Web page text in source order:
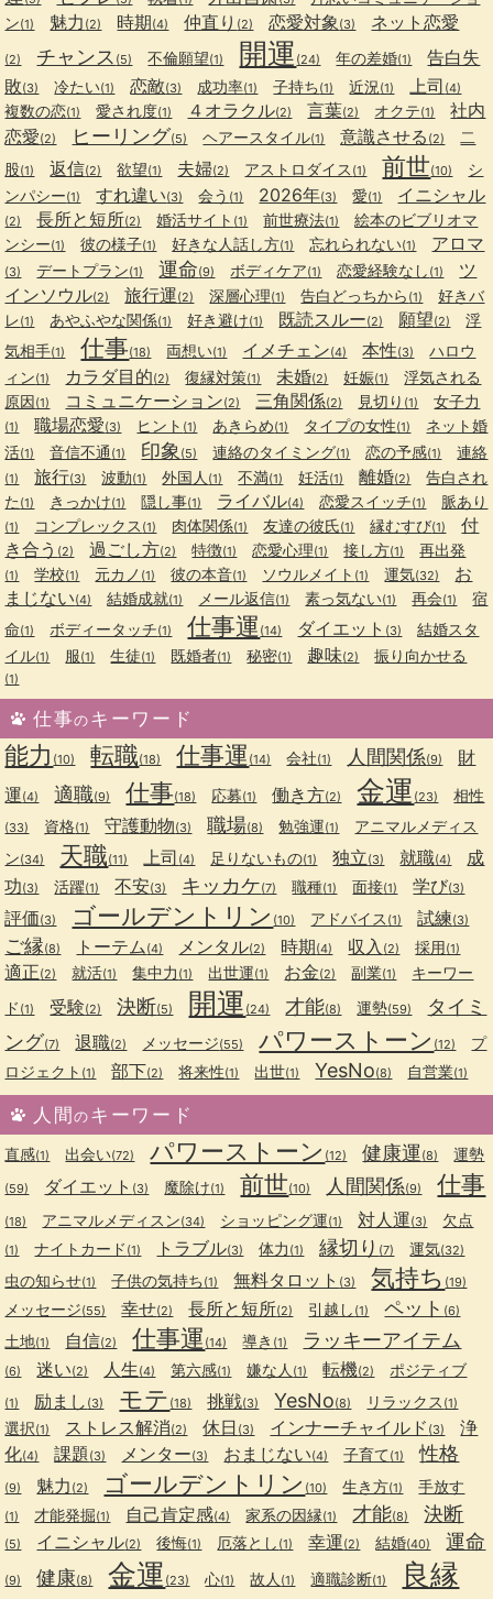
ン(1) 魅力 (2) 時期(4) 仲直り (2) 恋愛対象(3) ネット恋愛
(2) チャンス (5) 不倫願望(1) 開運 (24) 年の差婚(1)
告白失
敗(3) 冷たい(1) 恋敵(3) 成功率(1) 子持ち(1) 近況 (1) 上司 (4)
複数の恋(1) 愛され度(1) ４オラクル(2) 言葉(2) オクテ(1)
社内
恋愛(2) ヒーリング(5) ヘアースタイル(1) 意識させる (2)
二
股(1) 返信(2) 欲望(1) 夫婦(2) アストロダイス (1) 前世(10)
シ
ンパシー(1) すれ違い(3) 会う (1) 2026年(3) 愛(1) イニシャル
(2) 長所と短所(2) 婚活サイト (1) 前世療法(1)
絵本のビブリオマ
ンシー(1) 彼の様子(1) 好きな人話し方(1) 忘れられない(1) アロマ
(3) デートプラン(1) 運命(9) ボディケア(1) 恋愛経験なし (1)
ツ
インソウル(2) 旅行運(2) 深層心理(1) 告白どっちから (1)
好きバ
レ(1) あやふやな関係(1) 好き避け(1) 既読スルー(2) 願望(2)
浮
気相手(1) 仕事(18) 両想い(1) イメチェン(4) 本性(3)
ハロウ
ィン(1) カラダ目的(2) 復縁対策(1) 未婚(2) 妊娠(1)
浮気される
原因(1) コミュニケーション(2) 三角関係(2) 見切り (1) 女子力
(1) 職場恋愛(3) ヒント (1) あきらめ(1) タイプの女性(1)
ネット婚
活(1) 音信不通 (1) 印象(5) 連絡のタイミング(1) 恋の予感(1) 連絡
(1) 旅行(3) 波動(1) 外国人 (1) 不満(1) 妊活(1) 離婚(2)
告白され
た (1) きっかけ(1) 隠し事(1) ライバル(4) 恋愛スイッチ(1) 脈あり
(1) コンプレックス (1) 肉体関係(1) 友達の彼氏(1) 縁むすび(1)
付
き合う (2) 過ごし方(2) 特徴(1) 恋愛心理(1) 接し方(1) 再出発
(1) 学校(1) 元カノ (1) 彼の本音(1) ソウルメイト (1) 運気(32)
お
まじない(4) 結婚成就(1) メール返信(1) 素っ気ない(1) 再会(1)
宿
命(1) ボディータッチ(1) 仕事運 (14) ダイエット (3)
結婚スタ
イル(1) 服(1) 生徒(1) 既婚者(1) 秘密(1) 趣味(2) 振り向かせる
(1)
仕事のキーワード
能力 (10) 転職(18) 仕事運 (14) 会社(1) 人間関係(9)
財
運(4) 適職(9) 仕事(18) 応募(1) 働き方(2) 金運 (23) 相性
(33) 資格(1) 守護動物(3) 職場(8) 勉強運(1)
アニマルメディス
ン(34) 天職(11) 上司 (4) 足りないもの(1) 独立(3) 就職(4)
成
功(3) 活躍(1) 不安(3) キッカケ(7) 職種(1) 面接(1) 学び(3)
評価(3) ゴールデントリン (10) アドバイス (1) 試練(3)
ご縁(8) トーテム(4) メンタル(2) 時期(4) 収入 (2) 採用(1)
適正(2) 就活(1) 集中力 (1) 出世運(1) お金(2) 副業(1)
キーワー
ド (1) 受験(2) 決断(5) 開運 (24) 才能(8) 運勢(59)
タイミ
ング(7) 退職(2) メッセージ(55) パワーストーン (12)
プ
ロジェクト (1) 部下(2) 将来性(1) 出世(1) YesNo(8) 自営業(1)
人間のキーワード
直感(1) 出会い(72) パワーストーン (12) 健康運(8) 運勢
(59) ダイエット (3) 魔除け(1) 前世(10) 人間関係(9) 仕事
(18) アニマルメディスン(34) ショッピング運(1) 対人運(3) 欠点
(1) ナイトカード (1) トラブル(3) 体力 (1) 縁切り (7) 運気(32)
虫の知らせ(1) 子供の気持ち(1) 無料タロット (3) 気持ち (19)
メッセージ(55) 幸せ(2) 長所と短所(2) 引越し (1) ペット (6)
土地(1) 自信(2) 仕事運 (14) 導き (1) ラッキーアイテム
(6) 迷い(2) 人生(4) 第六感(1) 嫌な人 (1) 転機(2) ポジティブ
(1) 励まし (3) モテ (18) 挑戦(3) YesNo(8) リラックス (1)
選択(1) ストレス解消(2) 休日 (3) インナーチャイルド (3)
浄
化(4) 課題(3) メンター(3) おまじない(4) 子育て(1) 性格
(9) 魅力 (2) ゴールデントリン (10) 生き方(1) 手放す
(1) 才能発掘(1) 自己肯定感(4) 家系の因縁(1) 才能(8) 決断
(5) イニシャル(2) 後悔(1) 厄落とし (1) 幸運(2) 結婚(40) 運命
(9) 健康(8) 金運 (23) 心(1) 故人 (1) 適職診断(1) 良縁